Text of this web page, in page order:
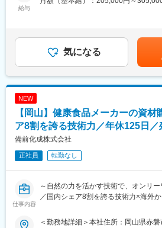
・書類業務（・大気汚染関係・排水
請業務・環境測定・手順書作成、改
す。2012年にNAGASEグループの一
拓、販売、物流等、商社・長瀬産業が
アップを得て、世界へ進出しています
へも踏み出したいと考えています。
こし続けるオンリーワン企業となる
「誠実に正道を歩む」という
事業を展開しています。
給与
支給賃金はあくまでも目安の金額で
可能性があります。月給(月額)は固定
気になる
NEW
【岡山】健康食品メーカーの資
ア8割を誇る技術力／年休125日
備前化成株式会社
正社員 転勤なし
仕事内容
～自然の力を活かす技術で、オンリ
／国内シェア8割を誇る技術力×海外
暇取得日数11.2日】
＜勤務地詳細＞本社住所：岡山県赤